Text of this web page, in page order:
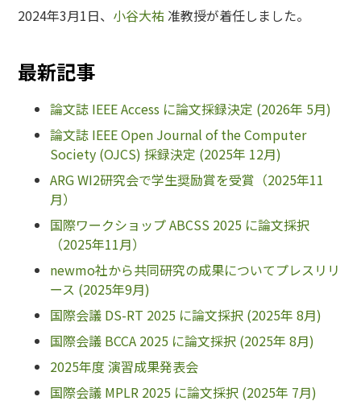
2024年3月1日、 小谷大祐 准教授が着任しました。
最新記事
論文誌 IEEE Access に論文採録決定 (2026年 5月)
論文誌 IEEE Open Journal of the Computer
Society (OJCS) 採録決定 (2025年 12月)
ARG WI2研究会で学生奨励賞を受賞（2025年11
月）
国際ワークショップ ABCSS 2025 に論文採択
（2025年11月）
newmo社から共同研究の成果についてプレスリリ
ース (2025年9月)
国際会議 DS-RT 2025 に論文採択 (2025年 8月)
国際会議 BCCA 2025 に論文採択 (2025年 8月)
2025年度 演習成果発表会
国際会議 MPLR 2025 に論文採択 (2025年 7月)